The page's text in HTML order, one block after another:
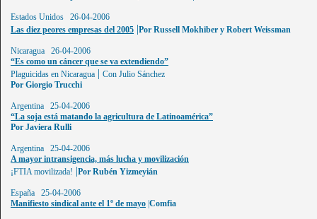
Estados Unidos 26-04-2006
Las diez peores empresas del 2005 |Por Russell Mokhiber y Robert Weissman
Nicaragua 26-04-2006
“Es como un cáncer que se va extendiendo”
Plaguicidas en Nicaragua | Con Julio Sánchez
Por Giorgio Trucchi
Argentina 25-04-2006
“La soja está matando la agricultura de Latinoamérica”
Por Javiera Rulli
Argentina 25-04-2006
A mayor intransigencia, más lucha y movilización
¡FTIA movilizada! |Por Rubén Yizmeyián
España 25-04-2006
Manifiesto sindical ante el 1º de mayo Comfia